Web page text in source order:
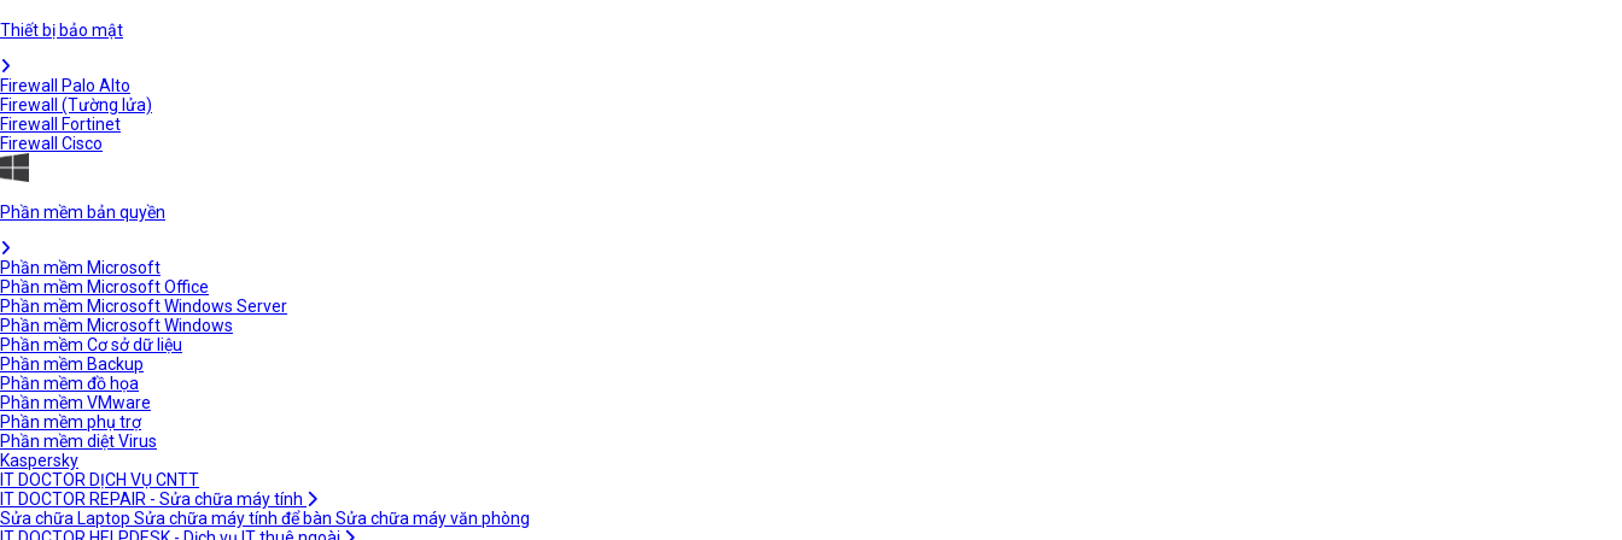
Thiết bị bảo mật
Firewall Palo Alto
Firewall (Tường lửa)
Firewall Fortinet
Firewall Cisco
Phần mềm bản quyền
Phần mềm Microsoft
Phần mềm Microsoft Office
Phần mềm Microsoft Windows Server
Phần mềm Microsoft Windows
Phần mềm Cơ sở dữ liệu
Phần mềm Backup
Phần mềm đồ họa
Phần mềm VMware
Phần mềm phụ trợ
Phần mềm diệt Virus
Kaspersky
IT DOCTOR DỊCH VỤ CNTT
IT DOCTOR REPAIR - Sửa chữa máy tính
Sửa chữa Laptop Sửa chữa máy tính để bàn Sửa chữa máy văn phòng